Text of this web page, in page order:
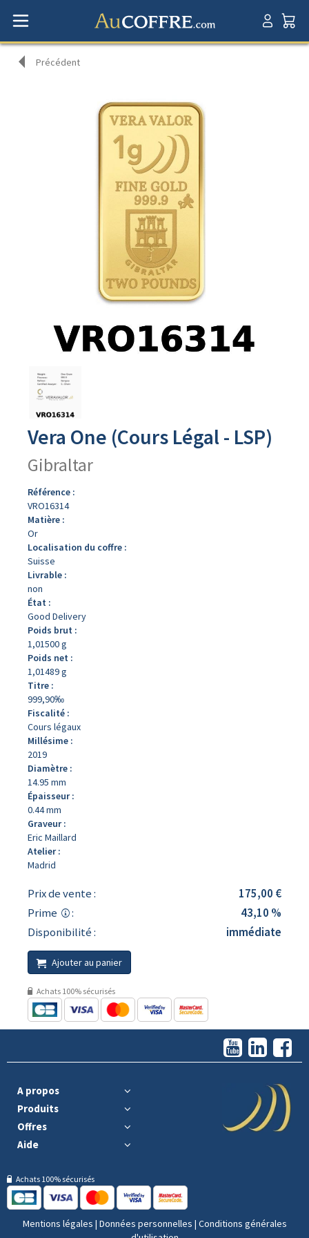
Précédent
produit
Vera One (Cours Légal - LSP)
Gibraltar
Référence :
VRO16314
Matière :
Or
Localisation du coffre :
Suisse
Livrable :
non
État :
Good Delivery
Poids brut :
1,01500 g
Poids net :
1,01489 g
Titre :
999,90‰
Fiscalité :
Cours légaux
Millésime :
2019
Diamètre :
14.95 mm
Épaisseur :
0.44 mm
Graveur :
Eric Maillard
Atelier :
Madrid
Prix de vente :
175,00 €
Prime
:
43,10 %
Disponibilité :
immédiate
Ajouter au panier
Achats 100% sécurisés
A propos
Produits
Offres
Aide
Achats 100% sécurisés
Mentions légales | Données personnelles | Conditions générales